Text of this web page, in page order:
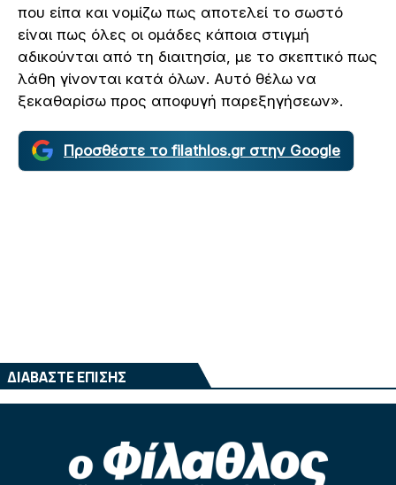
που είπα και νομίζω πως αποτελεί το σωστό
είναι πως όλες οι ομάδες κάποια στιγμή
αδικούνται από τη διαιτησία, με το σκεπτικό πως
λάθη γίνονται κατά όλων. Αυτό θέλω να
ξεκαθαρίσω προς αποφυγή παρεξηγήσεων».
Προσθέστε το filathlos.gr στην Google
ΔΙΑΒΑΣΤΕ ΕΠΙΣΗΣ